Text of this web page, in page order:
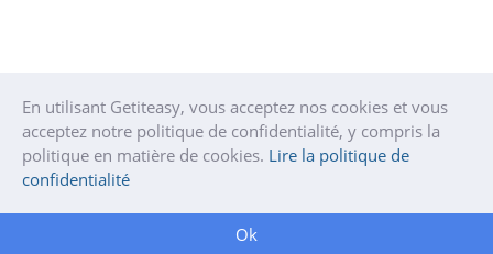
En utilisant Getiteasy, vous acceptez nos cookies et vous
acceptez notre politique de confidentialité, y compris la
politique en matière de cookies. Lire la politique de
confidentialité
Ok